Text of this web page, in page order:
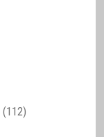
(112)